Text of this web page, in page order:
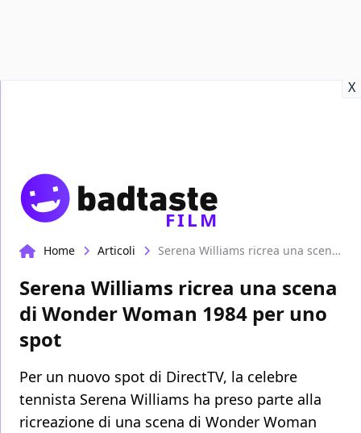
X
FILM
Home Articoli Serena Williams ricrea una scena di Wonder Woman 1984 per uno spot
Serena Williams ricrea una scena
di Wonder Woman 1984 per uno
spot
Per un nuovo spot di DirectTV, la celebre
tennista Serena Williams ha preso parte alla
ricreazione di una scena di Wonder Woman